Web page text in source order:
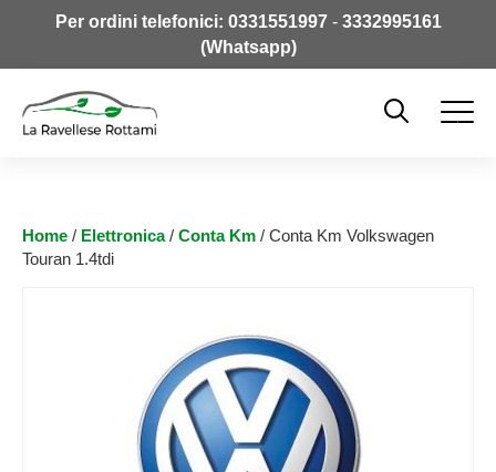
Per ordini telefonici: 0331551997- 3332995161
(Whatsapp)
Home / Elettronica/ Conta Km / Conta Km Volkswagen
Touran 1.4tdi